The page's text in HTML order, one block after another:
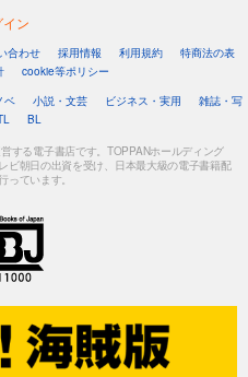
イン
合わせ 採用情報 利用規約
特商法の表
cookie等ポリシー
ベ 小説・文芸 ビジネス・実用
雑誌・写
BL
する電子書店です。TOPPANホールディング
ビ朝日の出資を受け、日本最大級の電子書籍配
っています。